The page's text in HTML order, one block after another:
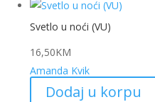
Svetlo u noći (VU)
16,50KM
Amanda Kvik
Dodaj u korpu